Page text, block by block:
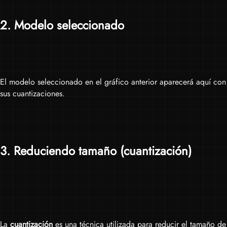
2. Modelo seleccionado
El modelo seleccionado en el gráfico anterior aparecerá aquí con
sus cuantizaciones.
3. Reduciendo tamaño (cuantización)
La cuantización es una técnica utilizada para reducir el tamaño de